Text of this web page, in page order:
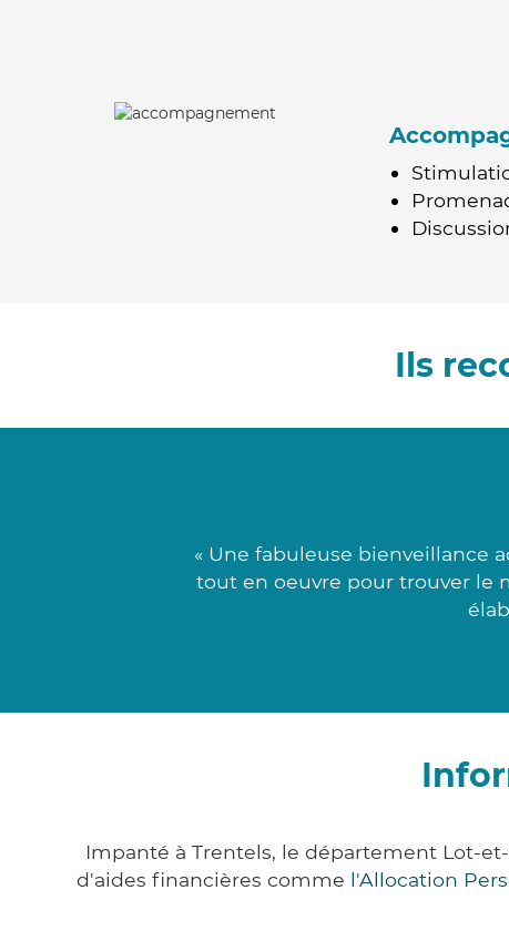
Ils
« Une fabuleuse bienveillance
tout en oeuvre pour trouver le
Impanté à Trentels, le département Lot-
d'aides financières comme l'Allocation